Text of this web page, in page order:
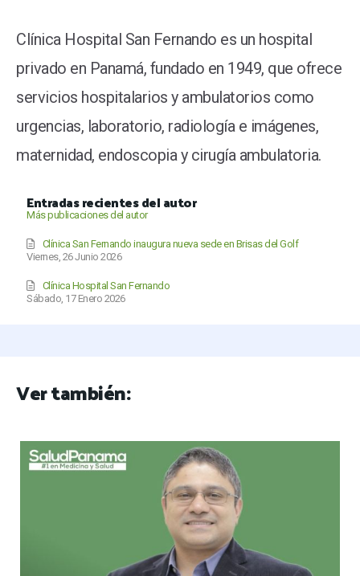
Clínica Hospital San Fernando es un hospital
privado en Panamá, fundado en 1949, que ofrece
servicios hospitalarios y ambulatorios como
urgencias, laboratorio, radiología e imágenes,
maternidad, endoscopia y cirugía ambulatoria.
Entradas recientes del autor
Más publicaciones del autor
Viernes, 26 Junio 2026
Clínica San Fernando inaugura nueva sede en Brisas del Golf
Sábado, 17 Enero 2026
Clínica Hospital San Fernando
Ver también: